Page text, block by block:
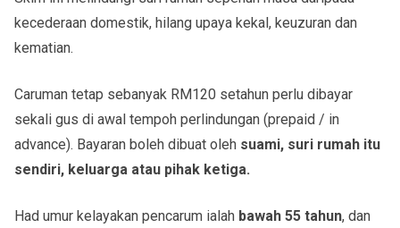
kecederaan domestik, hilang upaya kekal, keuzuran dan
kematian.
Caruman tetap sebanyak RM120 setahun perlu dibayar
sekali gus di awal tempoh perlindungan (prepaid / in
advance). Bayaran boleh dibuat oleh suami, suri rumah itu
sendiri, keluarga atau pihak ketiga.
Had umur kelayakan pencarum ialah bawah 55 tahun, dan